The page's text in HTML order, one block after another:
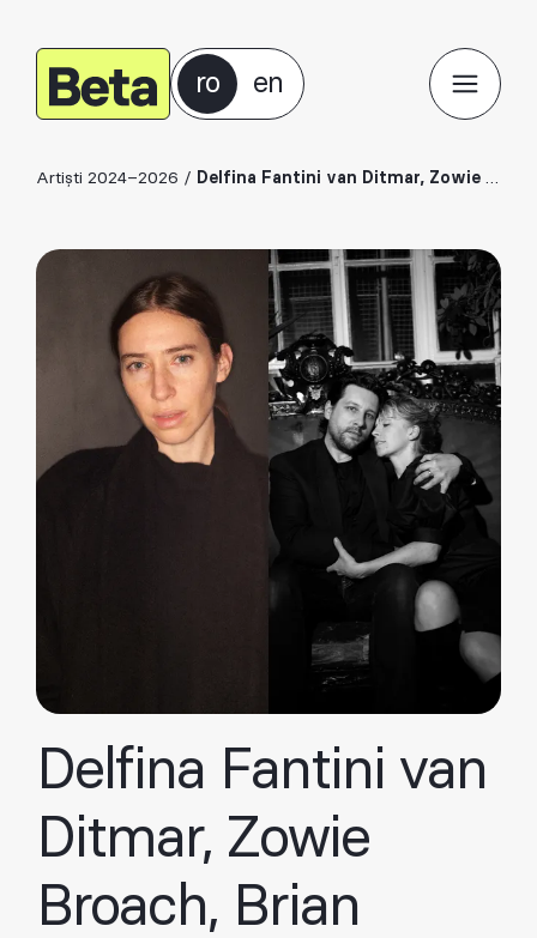
ro en
Artiști 2024–2026 / Delfina Fantini van Ditmar, Zowie Broach, Brian Kirkby
Delfina Fantini van
Ditmar, Zowie
Broach, Brian